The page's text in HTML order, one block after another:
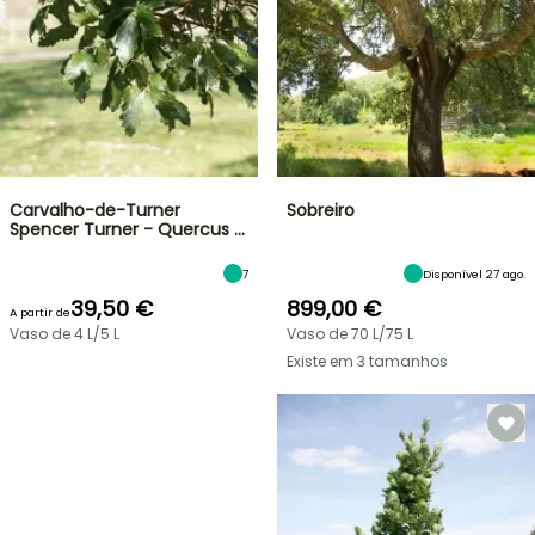
Carvalho-de-Turner
Spencer Turner - Quercus …
7
A partir de39,50 €
Vaso de 4 L/5 L
Sobreiro
Disponível 27 ago.
899,00 €
Vaso de 70 L/75 L
Existe em 3 tamanhos